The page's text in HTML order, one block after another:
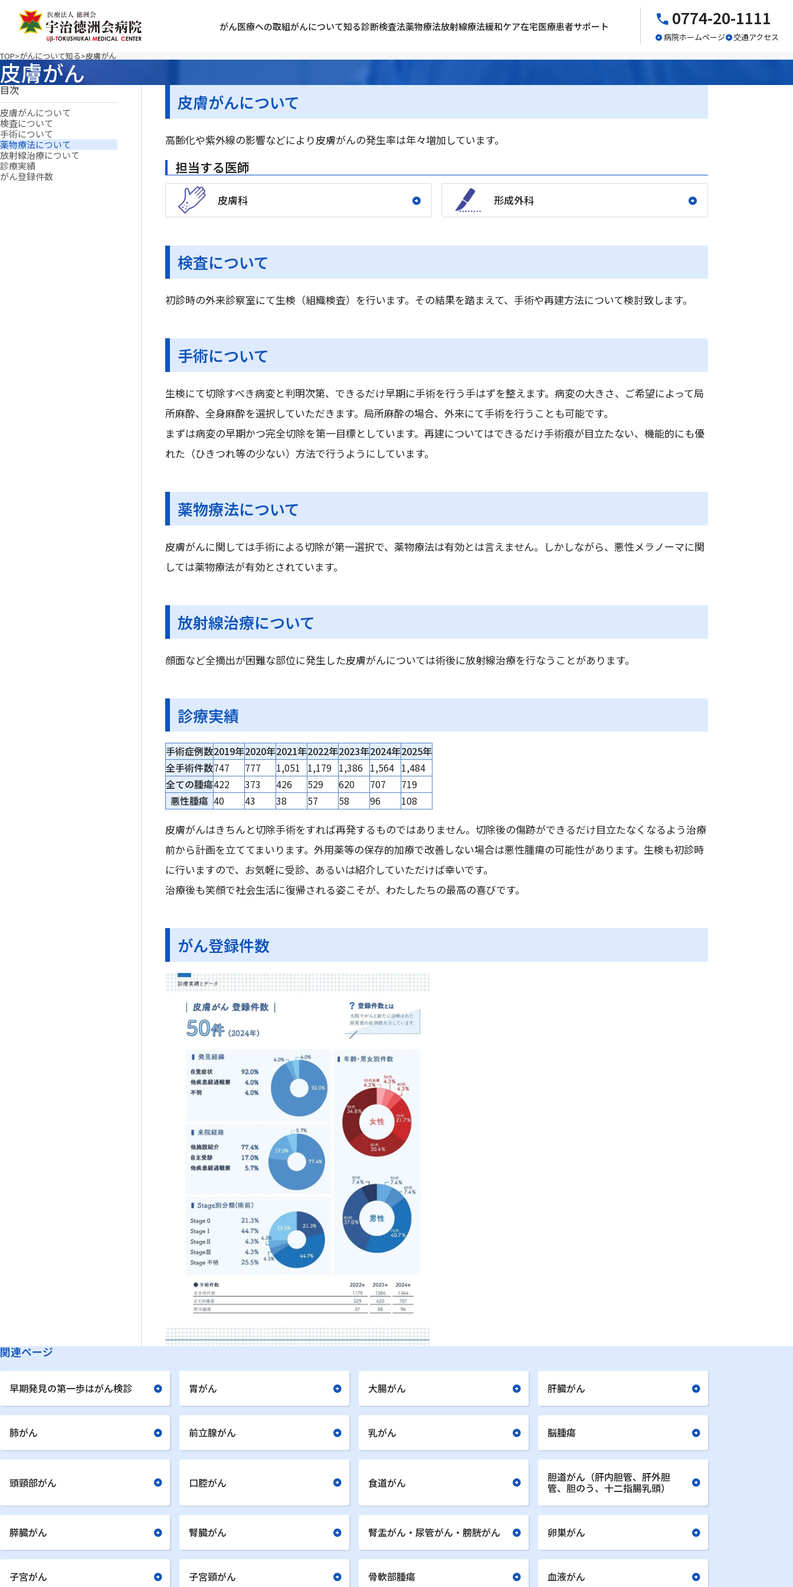
がん医療への取組がんについて知る診断検査法薬物療法放射線療法緩和ケア在宅医療患者サポート 0774-20-1111
病院ホームページ
交通アクセス
TOP がんについて知る 皮膚がん
皮膚がん
目次
皮膚がんについて
検査について
手術について
薬物療法について
放射線治療について
診療実績
がん登録件数
皮膚がんについて
高齢化や紫外線の影響などにより皮膚がんの発生率は年々増加しています。
担当する医師
皮膚科 形成外科
検査について
初診時の外来診察室にて生検（組織検査）を行います。その結果を踏まえて、手術や再建方法について検討致します。
手術について
生検にて切除すべき病変と判明次第、できるだけ早期に手術を行う手はずを整えます。病変の大きさ、ご希望によって局
所麻酔、全身麻酔を選択していただきます。局所麻酔の場合、外来にて手術を行うことも可能です。
まずは病変の早期かつ完全切除を第一目標としています。再建についてはできるだけ手術痕が目立たない、機能的にも優
れた（ひきつれ等の少ない）方法で行うようにしています。
薬物療法について
皮膚がんに関しては手術による切除が第一選択で、薬物療法は有効とは言えません。しかしながら、悪性メラノーマに関
しては薬物療法が有効とされています。
放射線治療について
顔面など全摘出が困難な部位に発生した皮膚がんについては術後に放射線治療を行なうことがあります。
診療実績
手術症例数2019年2020年2021年2022年2023年2024年2025年
全手術件数747 777 1,051 1,179 1,386 1,564 1,484
全ての腫瘍422 373 426 529 620 707
719
悪性腫瘍 40 43 38 57 58 96 108
皮膚がんはきちんと切除手術をすれば再発するものではありません。切除後の傷跡ができるだけ目立たなくなるよう治療
前から計画を立ててまいります。外用薬等の保存的加療で改善しない場合は悪性腫瘍の可能性があります。生検も初診時
に行いますので、お気軽に受診、あるいは紹介していただけば幸いです。
治療後も笑顔で社会生活に復帰される姿こそが、わたしたちの最高の喜びです。
がん登録件数
関連ページ
早期発見の第一歩はがん検診 胃がん 大腸がん 肝臓がん
肺がん 前立腺がん 乳がん 脳腫瘍
頭頸部がん 口腔がん 食道がん 胆道がん（肝内胆管、肝外胆
管、胆のう、十二指腸乳頭）
膵臓がん 腎臓がん 腎盂がん・尿管がん・膀胱がん 卵巣がん
子宮がん 子宮頸がん 骨軟部腫瘍 血液がん